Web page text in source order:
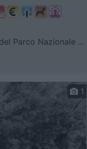
Parco Nazionale ...
1